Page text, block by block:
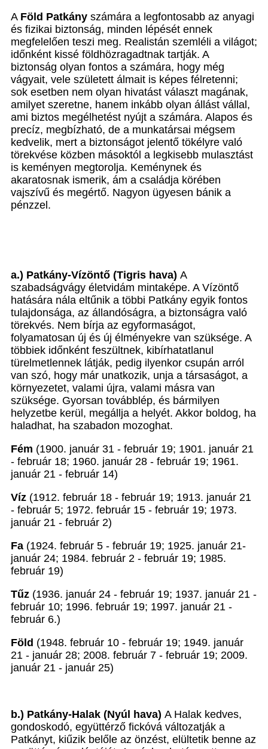
A Föld Patkány számára a legfontosabb az anyagi
és fizikai biztonság, minden lépését ennek
megfelelően teszi meg. Realistán szemléli a világot;
időnként kissé földhözragadtnak tartják. A
biztonság olyan fontos a számára, hogy még
vágyait, vele született álmait is képes félretenni;
sok esetben nem olyan hivatást választ magának,
amilyet szeretne, hanem inkább olyan állást vállal,
ami biztos megélhetést nyújt a számára. Alapos és
precíz, megbízható, de a munkatársai mégsem
kedvelik, mert a biztonságot jelentő tökélyre való
törekvése közben másoktól a legkisebb mulasztást
is keményen megtorolja. Keménynek és
akaratosnak ismerik, ám a családja körében
vajszívű és megértő. Nagyon ügyesen bánik a
pénzzel.
a.) Patkány-Vízöntő (Tigris hava) A
szabadságvágy életvidám mintaképe. A Vízöntő
hatására nála eltűnik a többi Patkány egyik fontos
tulajdonsága, az állandóságra, a biztonságra való
törekvés. Nem bírja az egyformaságot,
folyamatosan új és új élményekre van szüksége. A
többiek időnként feszültnek, kibírhatatlanul
türelmetlennek látják, pedig ilyenkor csupán arról
van szó, hogy már unatkozik, unja a társaságot, a
környezetet, valami újra, valami másra van
szüksége. Gyorsan továbblép, és bármilyen
helyzetbe kerül, megállja a helyét. Akkor boldog, ha
haladhat, ha szabadon mozoghat.
Fém (1900. január 31 - február 19; 1901. január 21
- február 18; 1960. január 28 - február 19; 1961.
január 21 - február 14)
Víz (1912. február 18 - február 19; 1913. január 21
- február 5; 1972. február 15 - február 19; 1973.
január 21 - február 2)
Fa (1924. február 5 - február 19; 1925. január 21-
január 24; 1984. február 2 - február 19; 1985.
február 19)
Tűz (1936. január 24 - február 19; 1937. január 21 -
február 10; 1996. február 19; 1997. január 21 -
február 6.)
Föld (1948. február 10 - február 19; 1949. január
21 - január 28; 2008. február 7 - február 19; 2009.
január 21 - január 25)
b.) Patkány-Halak (Nyúl hava) A Halak kedves,
gondoskodó, együttérző fickóvá változatják a
Patkányt, kiűzik belőle az önzést, elültetik benne az